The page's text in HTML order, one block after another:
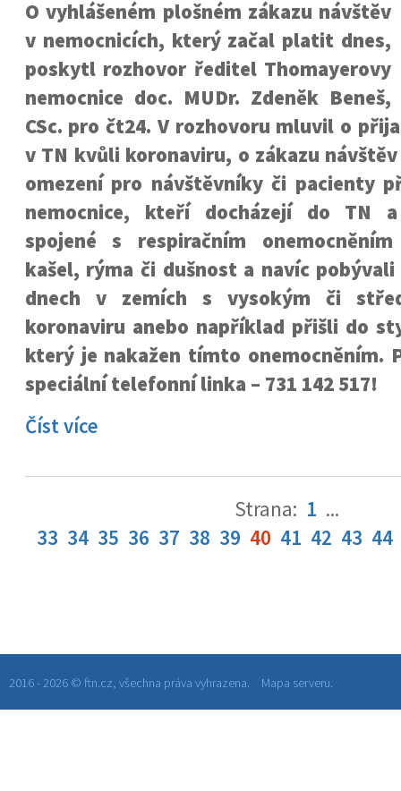
O vyhlášeném plošném zákazu návštěv
v nemocnicích, který začal platit dnes,
poskytl rozhovor ředitel Thomayerovy
nemocnice doc. MUDr. Zdeněk Beneš,
CSc. pro čt24. V rozhovoru mluvil o
v TN kvůli koronaviru, o zákazu
omezení pro návštěvníky či pacienty
nemocnice, kteří docházejí do TN
spojené s respiračním
kašel, rýma či dušnost a navíc
dnech v zemích s vysokým či
koronaviru anebo například přišli do
který je nakažen tímto onemocněním.
speciální telefonní linka – 731 142 517!
Číst více
Strana: 1 ...
33 34 35 36 37 38 39 40 41 42 43 44
2016 - 2026 © ftn.cz, všechna práva vyhrazena. Mapa serveru.